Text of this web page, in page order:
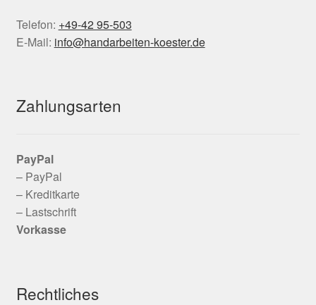
Telefon: +49-42 95-503
E-Mail: info@handarbeiten-koester.de
Zahlungsarten
PayPal
– PayPal
– Kreditkarte
– Lastschrift
Vorkasse
Rechtliches